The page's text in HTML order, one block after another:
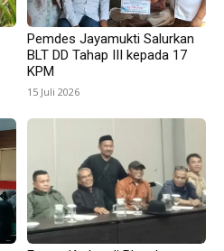
Pemdes Jayamukti Salurkan
BLT DD Tahap III kepada 17
KPM
15 Juli 2026